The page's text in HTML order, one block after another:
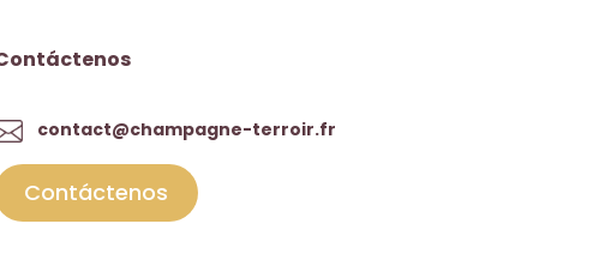
contact@champagne-terroir.fr
Contáctenos